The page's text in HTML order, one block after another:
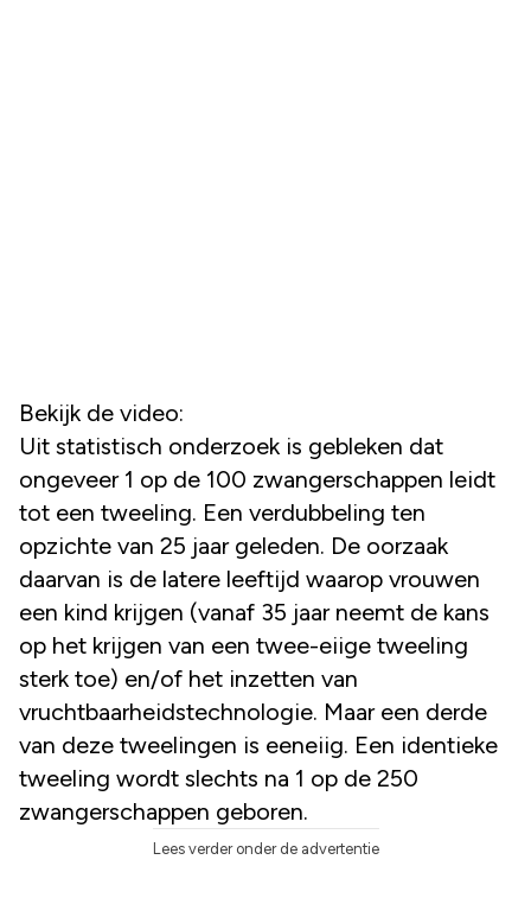
Bekijk de video:
Uit statistisch onderzoek is gebleken dat
ongeveer 1 op de 100 zwangerschappen leidt
tot een tweeling. Een verdubbeling ten
opzichte van 25 jaar geleden. De oorzaak
daarvan is de latere leeftijd waarop vrouwen
een kind krijgen (vanaf 35 jaar neemt de kans
op het krijgen van een twee-eiige tweeling
sterk toe) en/of het inzetten van
vruchtbaarheidstechnologie. Maar een derde
van deze tweelingen is eeneiig. Een identieke
tweeling wordt slechts na 1 op de 250
zwangerschappen geboren.
Lees verder onder de advertentie